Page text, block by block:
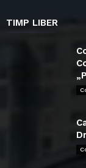
TIMP LIBER